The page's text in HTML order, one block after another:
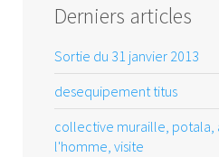
Derniers articles
Sortie du 31 janvier 2013
desequipement titus
collective muraille, potala,
l'homme, visite